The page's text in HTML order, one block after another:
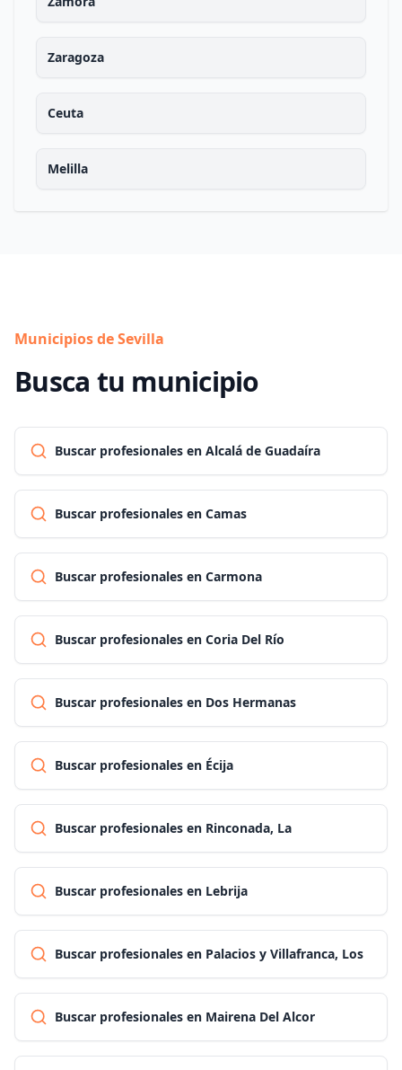
Zaragoza
Ceuta
Melilla
Municipios de Sevilla
Busca tu municipio
Buscar profesionales en Alcalá de Guadaíra
Buscar profesionales en Camas
Buscar profesionales en Carmona
Buscar profesionales en Coria Del Río
Buscar profesionales en Dos Hermanas
Buscar profesionales en Écija
Buscar profesionales en Rinconada, La
Buscar profesionales en Lebrija
Buscar profesionales en Palacios y Villafranca, Los
Buscar profesionales en Mairena Del Alcor